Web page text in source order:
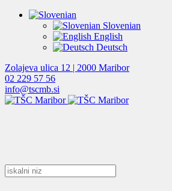
Slovenian
English
Deutsch
Zolajeva ulica 12 | 2000 Maribor
02 229 57 56
info@tscmb.si